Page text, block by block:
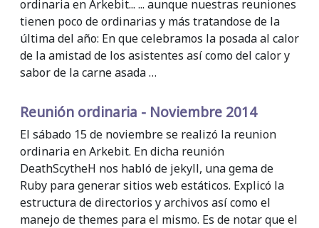
ordinaria en Arkebit... ... aunque nuestras reuniones
tienen poco de ordinarias y más tratandose de la
última del año: En que celebramos la posada al calor
de la amistad de los asistentes así como del calor y
sabor de la carne asada …
Reunión ordinaria - Noviembre 2014
El sábado 15 de noviembre se realizó la reunion
ordinaria en Arkebit. En dicha reunión
DeathScytheH nos habló de jekyll, una gema de
Ruby para generar sitios web estáticos. Explicó la
estructura de directorios y archivos así como el
manejo de themes para el mismo. Es de notar que el